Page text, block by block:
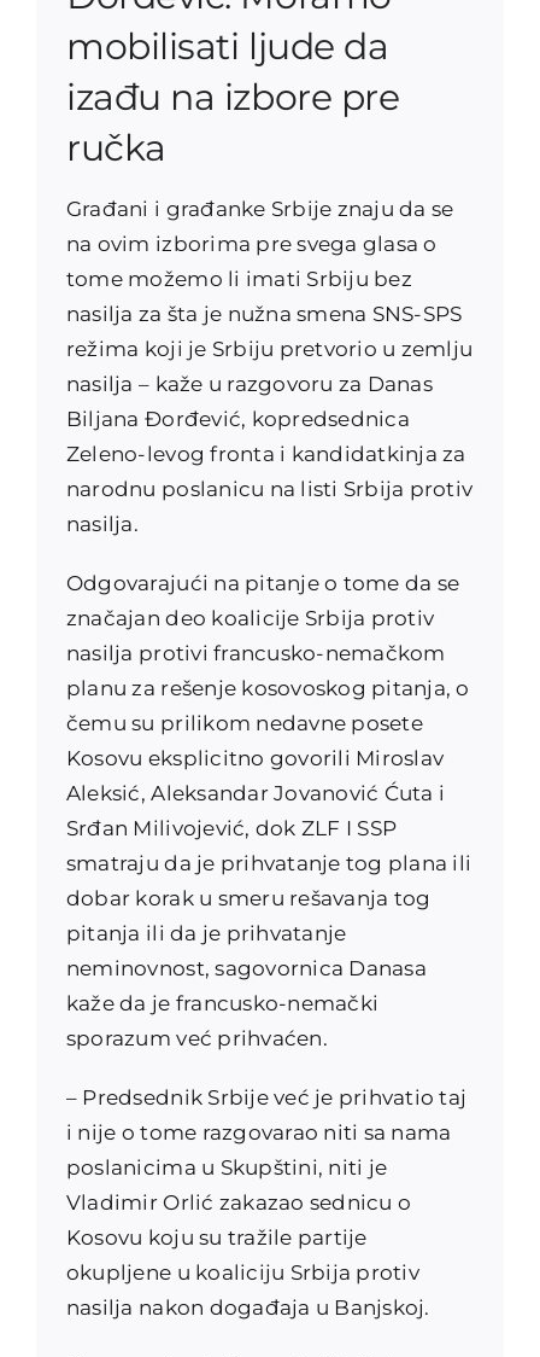
mobilisati ljude da
izađu na izbore pre
ručka
Građani i građanke Srbije znaju da se
na ovim izborima pre svega glasa o
tome možemo li imati Srbiju bez
nasilja za šta je nužna smena SNS-SPS
režima koji je Srbiju pretvorio u zemlju
nasilja – kaže u razgovoru za Danas
Biljana Đorđević, kopredsednica
Zeleno-levog fronta i kandidatkinja za
narodnu poslanicu na listi Srbija protiv
nasilja.
Odgovarajući na pitanje o tome da se
značajan deo koalicije Srbija protiv
nasilja protivi francusko-nemačkom
planu za rešenje kosovoskog pitanja, o
čemu su prilikom nedavne posete
Kosovu eksplicitno govorili Miroslav
Aleksić, Aleksandar Jovanović Ćuta i
Srđan Milivojević, dok ZLF I SSP
smatraju da je prihvatanje tog plana ili
dobar korak u smeru rešavanja tog
pitanja ili da je prihvatanje
neminovnost, sagovornica Danasa
kaže da je francusko-nemački
sporazum već prihvaćen.
– Predsednik Srbije već je prihvatio taj
i nije o tome razgovarao niti sa nama
poslanicima u Skupštini, niti je
Vladimir Orlić zakazao sednicu o
Kosovu koju su tražile partije
okupljene u koaliciju Srbija protiv
nasilja nakon događaja u Banjskoj.